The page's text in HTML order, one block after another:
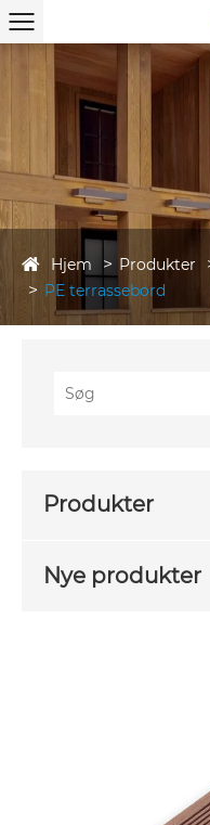
Hjem Produkter
PE terrassebord
Produkter
Nye produkter